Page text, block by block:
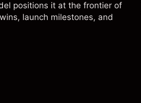
positions it at the frontier of
launch milestones, and